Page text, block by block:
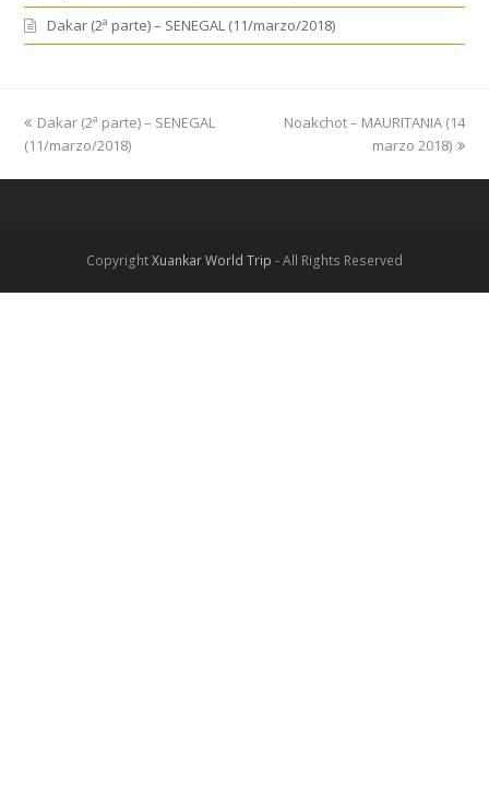
Dakar (2ª parte) – SENEGAL (11/marzo/2018)
previous
post:
Dakar (2ª parte) – SENEGAL
(11/marzo/2018)
next
Noakchot – MAURITANIA (14
marzo 2018)
CopyrightXuankar World Trip - All Rights Reserved